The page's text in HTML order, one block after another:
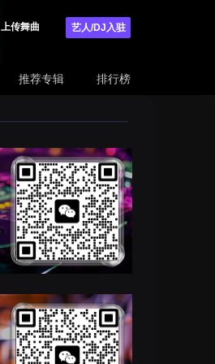
上传舞曲 艺人/DJ入驻
推荐专辑 排行榜